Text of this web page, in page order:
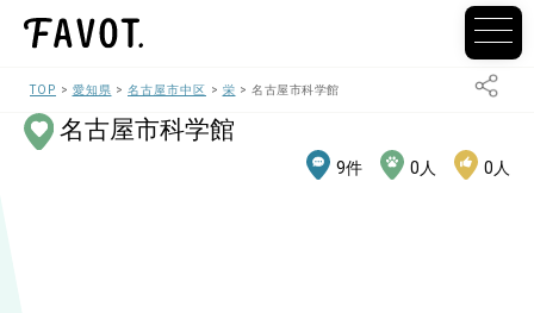
TOP 愛知県 名古屋市中区 栄 名古屋市科学館
名古屋市科学館
9件 0 人 0 人